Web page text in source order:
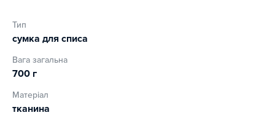
Тип
сумка для списа
Вага загальна
700 г
Матеріал
тканина